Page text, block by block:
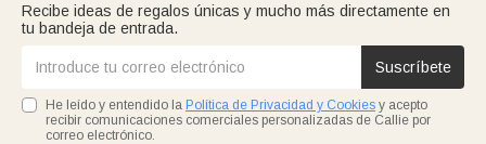
Recibe ideas de regalos únicas y mucho más directamente en
tu bandeja de entrada.
Suscríbete
He leído y entendido la Política de Privacidad y Cookies y acepto
recibir comunicaciones comerciales personalizadas de Callie por
correo electrónico.